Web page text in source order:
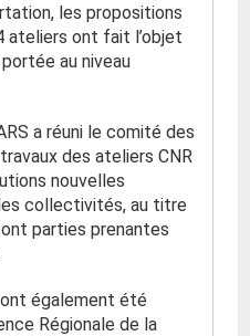
les propositions
ateliers ont fait l’objet
au niveau
a réuni le comité des
des ateliers CNR
nouvelles
collectivités, au titre
parties prenantes
également été
Régionale de la